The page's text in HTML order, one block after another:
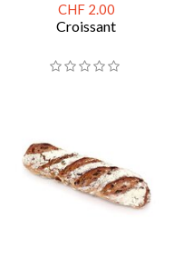
CHF 2.00
Croissant